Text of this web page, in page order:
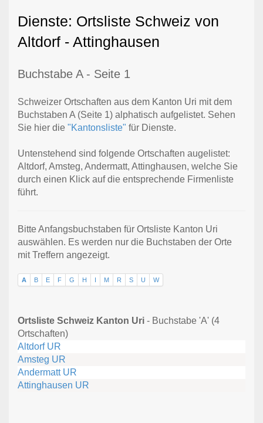
Dienste: Ortsliste Schweiz von
Altdorf - Attinghausen
Buchstabe A - Seite 1
Schweizer Ortschaften aus dem Kanton Uri mit dem
Buchstaben A (Seite 1) alphatisch aufgelistet. Sehen
Sie hier die "Kantonsliste" für Dienste.
Untenstehend sind folgende Ortschaften augelistet:
Altdorf, Amsteg, Andermatt, Attinghausen, welche Sie
durch einen Klick auf die entsprechende Firmenliste
führt.
Bitte Anfangsbuchstaben für Ortsliste Kanton Uri
auswählen. Es werden nur die Buchstaben der Orte
mit Treffern angezeigt.
A B E F G H M R S U W
Ortsliste Schweiz Kanton Uri - Buchstabe 'A' (4
Ortschaften)
Altdorf UR
Amsteg UR
Andermatt UR
Attinghausen UR